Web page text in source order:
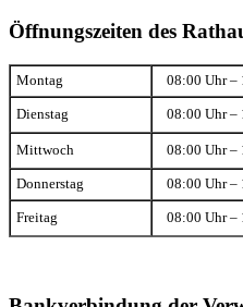
Öffnungszeiten des
Montag 08:00 Uhr –
Dienstag 08:00 Uhr –
Mittwoch 08:00 Uhr –
Donnerstag 08:00 Uhr –
Freitag 08:00 Uhr –